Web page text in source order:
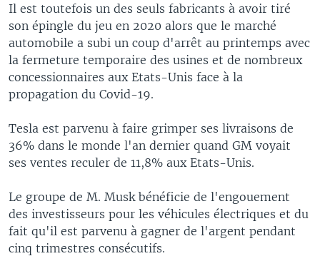
Il est toutefois un des seuls fabricants à avoir tiré
son épingle du jeu en 2020 alors que le marché
automobile a subi un coup d'arrêt au printemps avec
la fermeture temporaire des usines et de nombreux
concessionnaires aux Etats-Unis face à la
propagation du Covid-19.
Tesla est parvenu à faire grimper ses livraisons de
36% dans le monde l'an dernier quand GM voyait
ses ventes reculer de 11,8% aux Etats-Unis.
Le groupe de M. Musk bénéficie de l'engouement
des investisseurs pour les véhicules électriques et du
fait qu'il est parvenu à gagner de l'argent pendant
cinq trimestres consécutifs.